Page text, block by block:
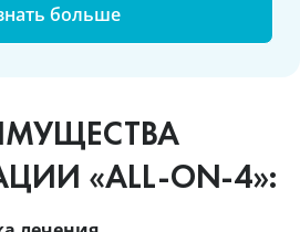
больше
«ALL-ON-4»: